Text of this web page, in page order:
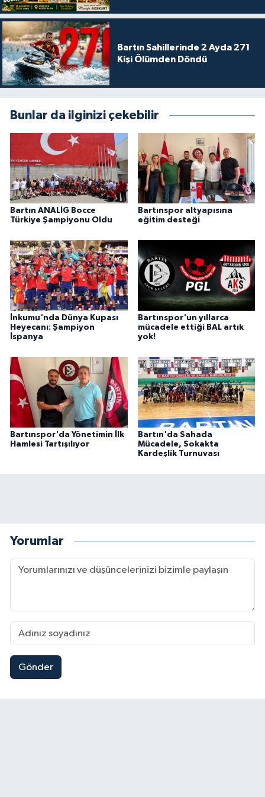
Bartın Sahillerinde 2 Ayda 271
Kişi Ölümden Döndü
Bunlar da ilginizi çekebilir
Bartın ANALİG Bocce
Türkiye Şampiyonu Oldu
Bartınspor altyapısına
eğitim desteği
İnkumu'nda Dünya Kupası
Heyecanı: Şampiyon
İspanya
Bartınspor'un yıllarca
mücadele ettiği BAL artık
yok!
Bartınspor'da Yönetimin İlk
Hamlesi Tartışılıyor
Bartın'da Sahada
Mücadele, Sokakta
Kardeşlik Turnuvası
Yorumlar
Gönder